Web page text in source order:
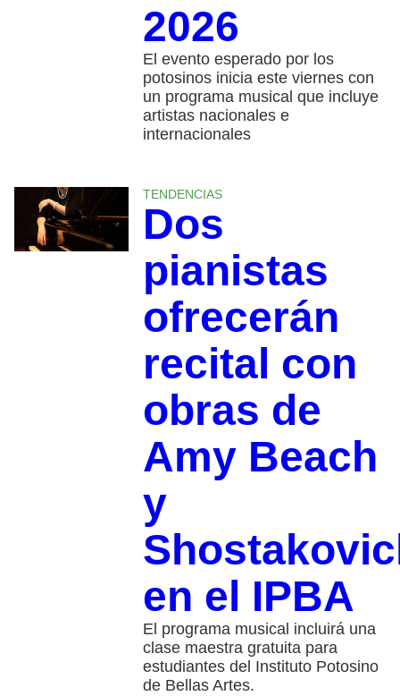
2026
El evento esperado por los
potosinos inicia este viernes con
un programa musical que incluye
artistas nacionales e
internacionales
TENDENCIAS
Dos
pianistas
ofrecerán
recital con
obras de
Amy Beach
y
en el IPBA
El programa musical incluirá una
clase maestra gratuita para
estudiantes del Instituto Potosino
de Bellas Artes.